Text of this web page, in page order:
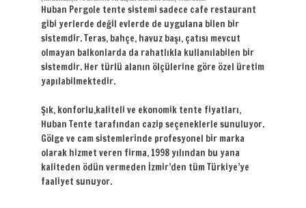
Huban Pergole tente sistemi sadece cafe restaurant
gibi yerlerde değil evlerde de uygulana bilen bir
sistemdir. Teras, bahçe, havuz başı, çatısı mevcut
olmayan balkonlarda da rahatlıkla kullanılabilen bir
sistemdir. Her türlü alanın ölçülerine göre özel üretim
yapılabilmektedir.
Şık, konforlu,kaliteli ve ekonomik tente fiyatları,
Huban Tente tarafından cazip seçeneklerle sunuluyor.
Gölge ve cam sistemlerinde profesyonel bir marka
olarak hizmet veren firma, 1998 yılından bu yana
kaliteden ödün vermeden İzmir’den tüm Türkiye’ye
faaliyet sunuyor.